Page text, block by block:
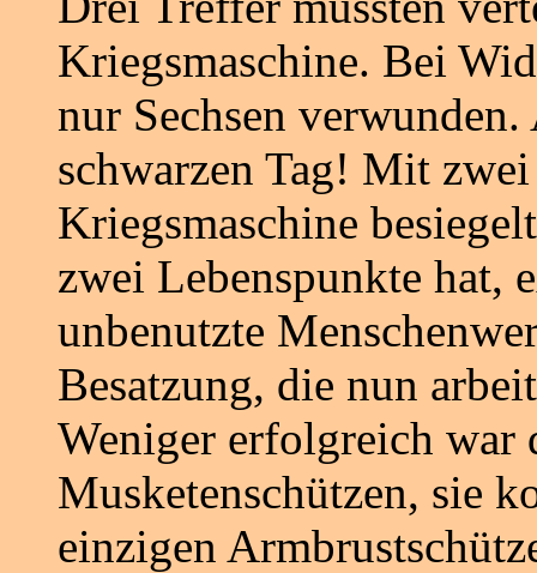
Kriegsmaschine. Bei
nur Sechsen
schwarzen Tag! Mit
Kriegsmaschine
zwei Lebenspunkte hat,
unbenutzte
Besatzung, die nun
Weniger erfolgreich war
Musketenschützen, sie
einzigen